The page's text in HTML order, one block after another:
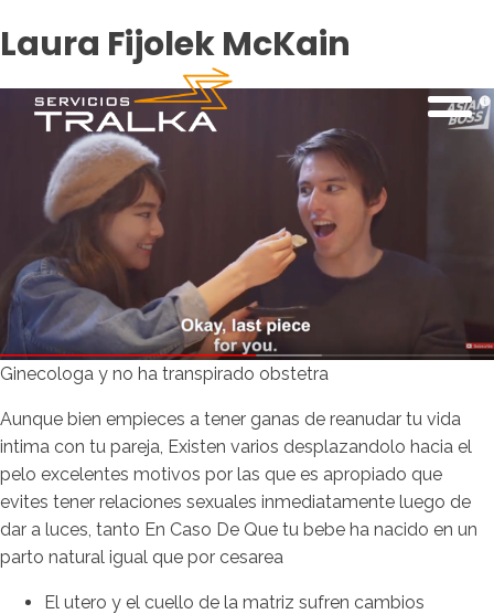
Laura Fijolek McKain
Ginecologa y no ha transpirado obstetra
Aunque bien empieces a tener ganas de reanudar tu vida
intima con tu pareja, Existen varios desplazandolo hacia el
pelo excelentes motivos por las que es apropiado que
evites tener relaciones sexuales inmediatamente luego de
dar a luces, tanto En Caso De Que tu bebe ha nacido en un
parto natural igual que por cesarea
El utero y el cuello de la matriz sufren cambios